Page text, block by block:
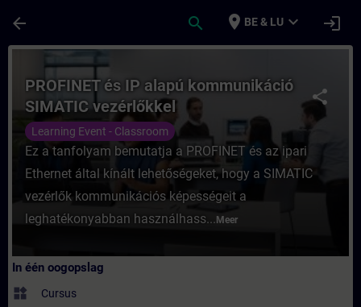
arrow_back search place BE & LU expand_more login
Cursus - PROFINET és IP alapú
share
PROFINET és IP alapú kommunikáció
SIMATIC vezérlőkkel
Learning Event - Classroom
Ez a tanfolyam bemutatja a PROFINET és az ipari
Ethernet által kínált lehetőségeket, hogy a SIMATIC
vezérlők kommunikációs képességeit a
leghatékonyabban használhass... Meer
In één oogopslag
widgets Cursus